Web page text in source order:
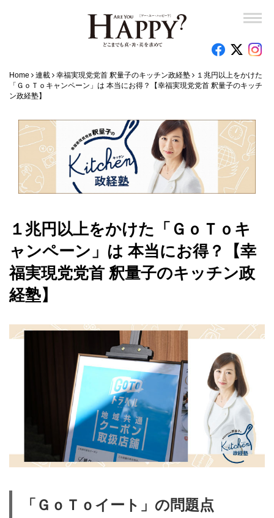
Home 連載 幸福実現党党首 釈量子のキッチン政経塾
１兆円以上をかけた
「ＧｏＴｏキャンペーン」は 本当にお得？【幸福実現党党首 釈量子のキッチ
ン政経塾】
１兆円以上をかけた「ＧｏＴｏキ
ャンペーン」は 本当にお得？【幸
福実現党党首 釈量子のキッチン政
経塾】
「ＧｏＴｏイート」の問題点